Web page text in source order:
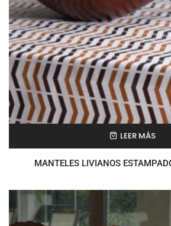
LEER MÁS
MANTELES LIVIANOS